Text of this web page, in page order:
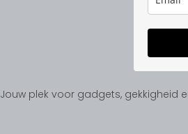
Jouw plek voor gadgets, gekkigheid